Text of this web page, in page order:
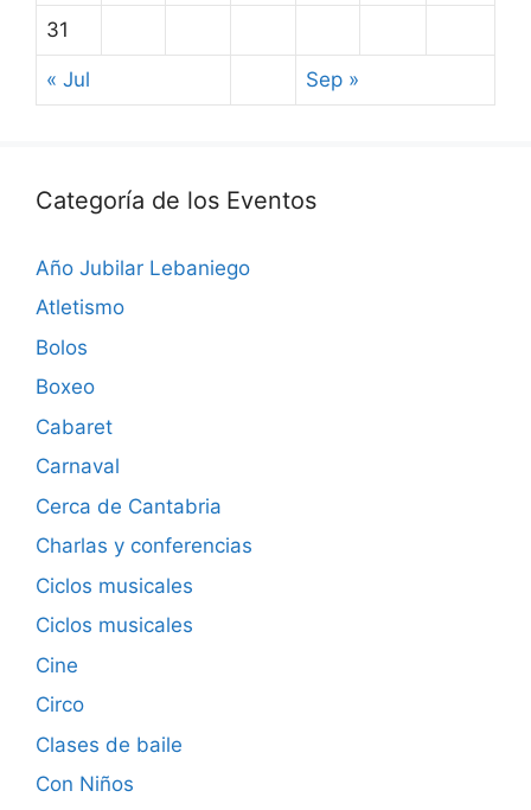
31
« Jul Sep »
Categoría de los Eventos
Año Jubilar Lebaniego
Atletismo
Bolos
Boxeo
Cabaret
Carnaval
Cerca de Cantabria
Charlas y conferencias
Ciclos musicales
Ciclos musicales
Cine
Circo
Clases de baile
Con Niños